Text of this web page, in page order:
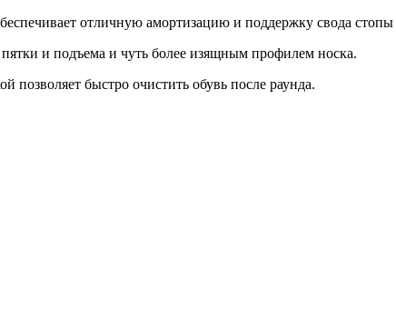
отличную амортизацию и поддержку свода стопы
и подъема и чуть более изящным профилем носка.
позволяет быстро очистить обувь после раунда.